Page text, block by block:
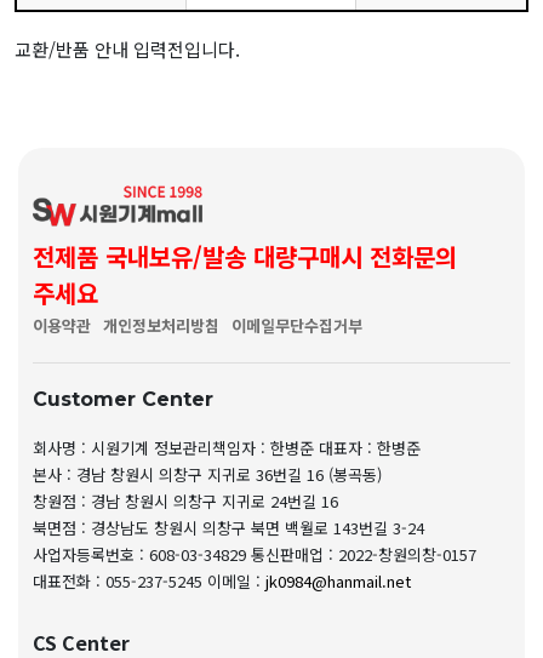
교환/반품 안내 입력전입니다.
전제품 국내보유/발송 대량구매시 전화문의
주세요
이용약관 개인정보처리방침 이메일무단수집거부
Customer Center
회사명 : 시원기계 정보관리책임자 : 한병준 대표자 : 한병준
본사 : 경남 창원시 의창구 지귀로 36번길 16 (봉곡동)
창원점 : 경남 창원시 의창구 지귀로 24번길 16
북면점 : 경상남도 창원시 의창구 북면 백월로 143번길 3-24
사업자등록번호 : 608-03-34829 통신판매업 : 2022-창원의창-0157
대표전화 : 055-237-5245 이메일 : jk0984@hanmail.net
CS Center